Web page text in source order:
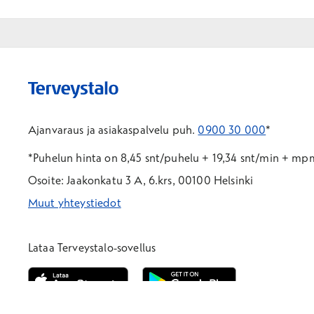
Ajanvaraus ja asiakaspalvelu puh. 0900 30 000*
*Puhelun hinta on 8,45 snt/puhelu + 19,34 snt/min +
Osoite: Jaakonkatu 3 A, 6.krs, 00100 Helsinki
Muut yhteystiedot
Lataa Terveystalo-sovellus